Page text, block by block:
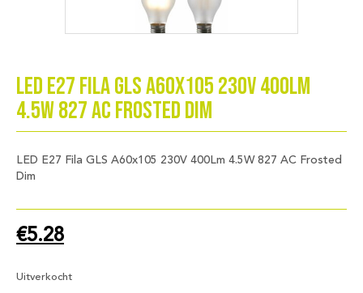
LED E27 Fila GLS A60x105 230V 400Lm
4.5W 827 AC Frosted Dim
LED E27 Fila GLS A60x105 230V 400Lm 4.5W 827 AC Frosted
Dim
€5.28
Uitverkocht